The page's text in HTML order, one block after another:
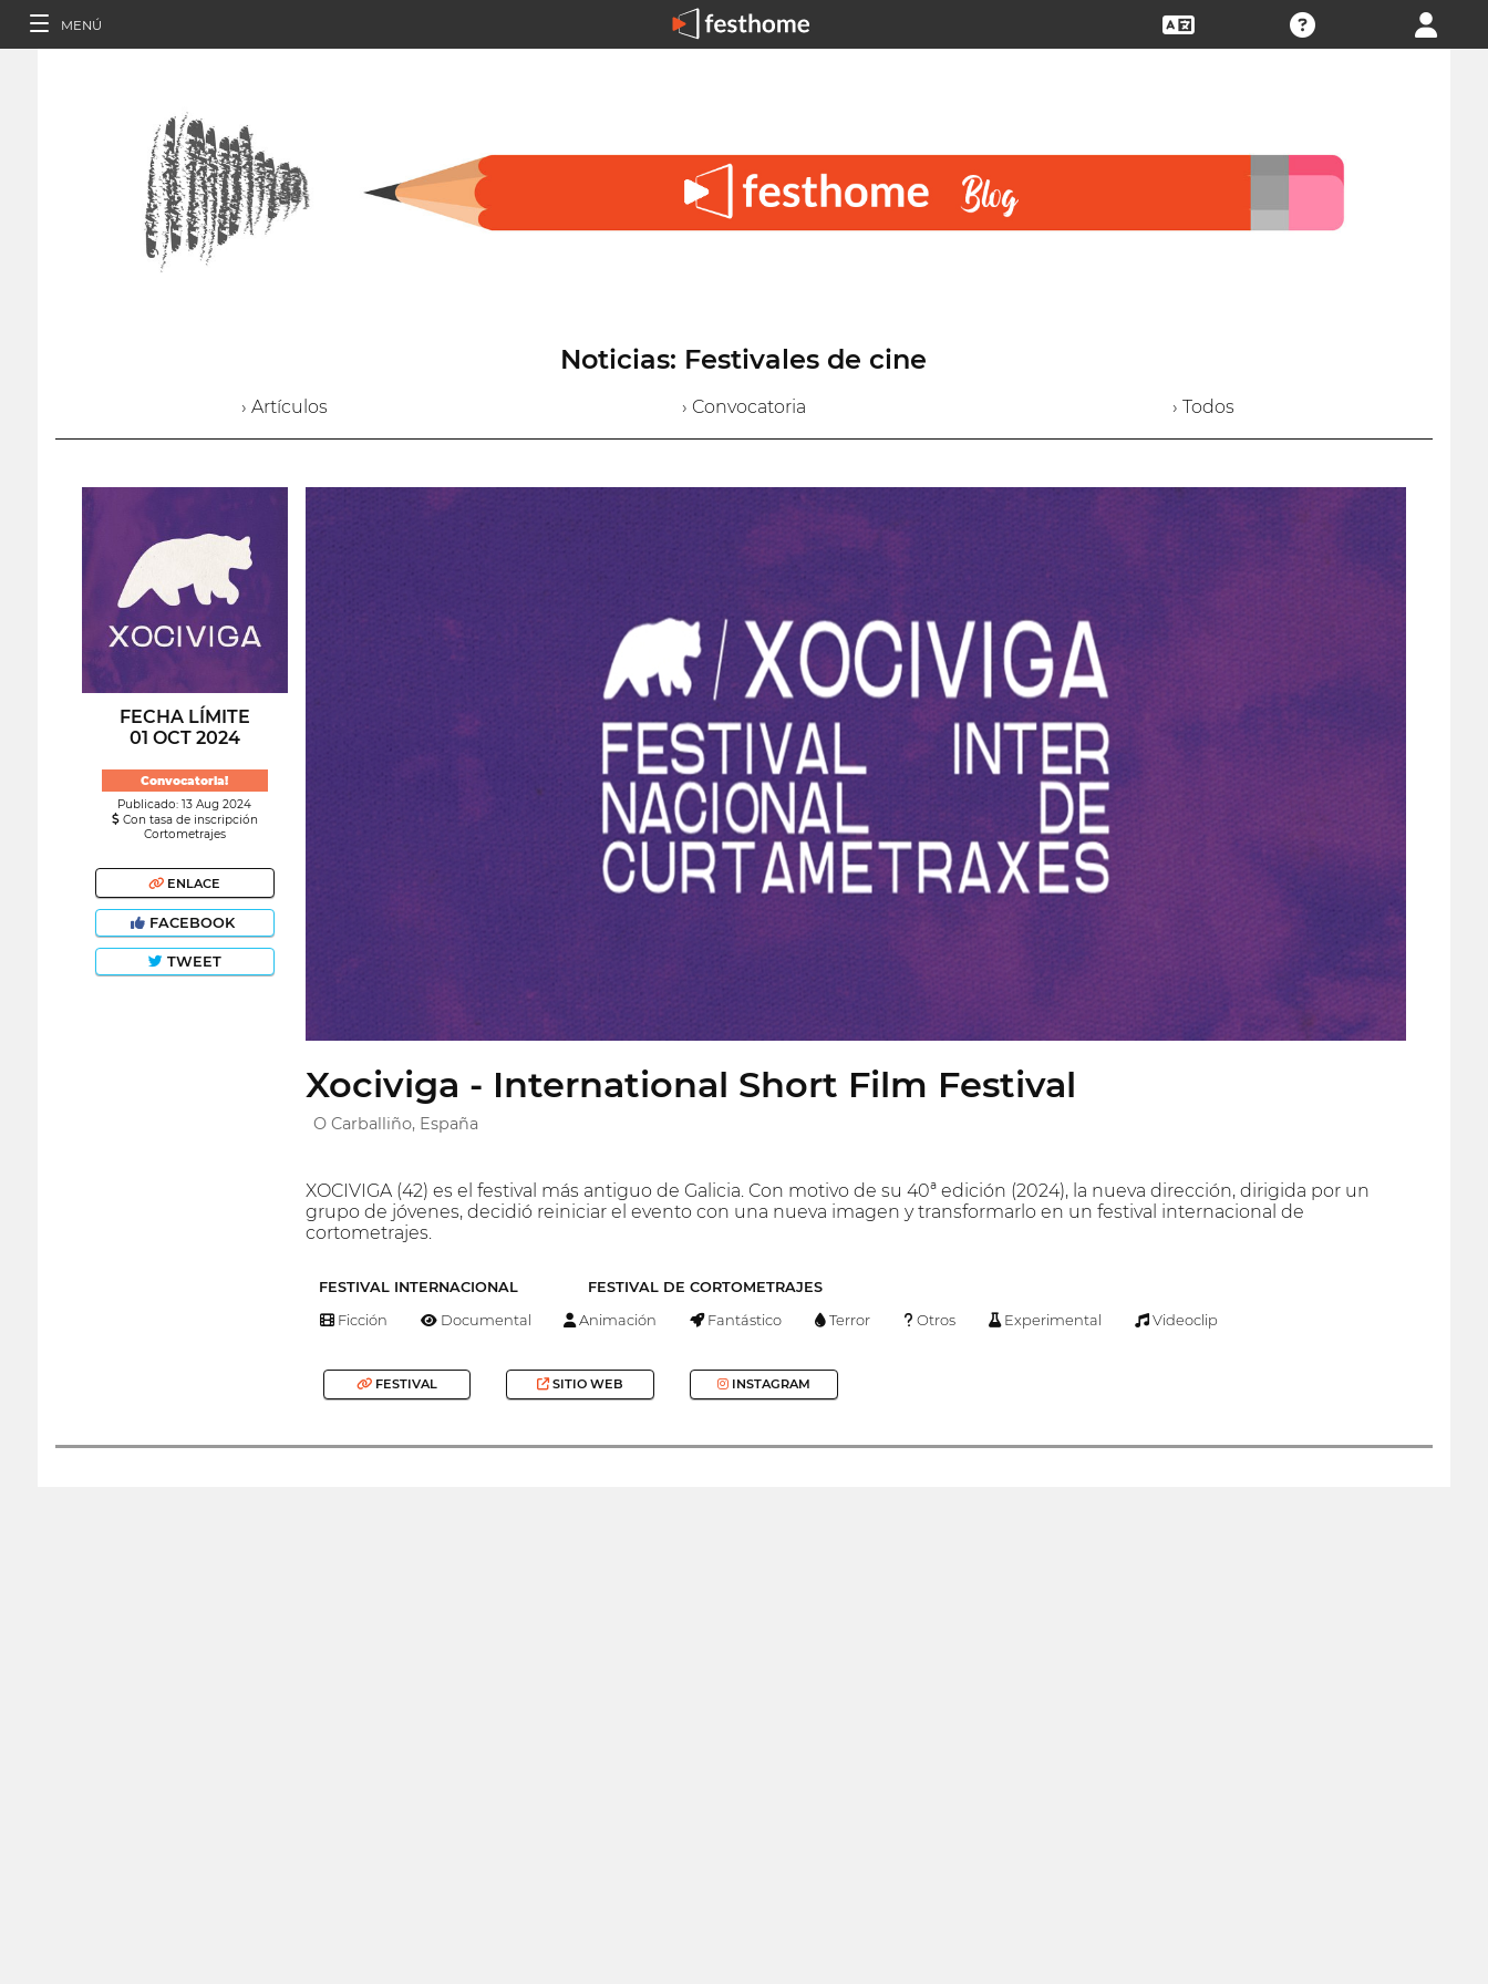
MENÚ
Noticias: Festivales de cine
› Artículos › Convocatoria › Todos
FECHA LÍMITE
01 OCT 2024
Convocatoria!
Publicado: 13 Aug 2024
Con tasa de inscripción
Cortometrajes
ENLACE
FACEBOOK
TWEET
Xociviga - International Short Film Festival
O Carballiño, España
XOCIVIGA (42) es el festival más antiguo de Galicia. Con motivo de su 40ª edición (2024), la nueva dirección, dirigida por un
grupo de jóvenes, decidió reiniciar el evento con una nueva imagen y transformarlo en un festival internacional de
cortometrajes.
FESTIVAL INTERNACIONAL FESTIVAL DE CORTOMETRAJES
Ficción Documental Animación Fantástico Terror Otros Experimental Videoclip
FESTIVAL SITIO WEB INSTAGRAM